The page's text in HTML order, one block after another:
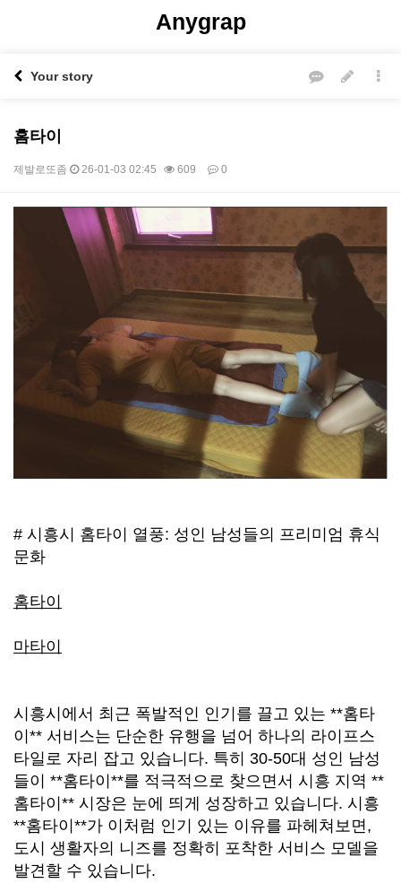
Anygrap
Your story
홈타이
제발로또좀 26-01-03 02:45 609 0
# 시흥시 홈타이 열풍: 성인 남성들의 프리미엄 휴식
문화
홈타이
마타이
시흥시에서 최근 폭발적인 인기를 끌고 있는 **홈타
이** 서비스는 단순한 유행을 넘어 하나의 라이프스
타일로 자리 잡고 있습니다. 특히 30-50대 성인 남성
들이 **홈타이**를 적극적으로 찾으면서 시흥 지역 **
홈타이** 시장은 눈에 띄게 성장하고 있습니다. 시흥
**홈타이**가 이처럼 인기 있는 이유를 파헤쳐보면,
도시 생활자의 니즈를 정확히 포착한 서비스 모델을
발견할 수 있습니다.